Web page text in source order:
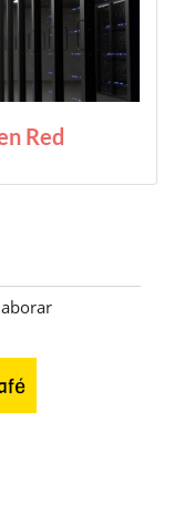
Red